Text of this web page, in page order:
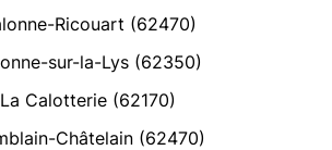
Ricouart (62470)
sur-la-Lys (62350)
La Calotterie (62170)
Châtelain (62470)